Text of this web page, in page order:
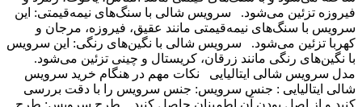
تزئین می‌شود. سرویس شالی با سنگ‌های نیمه‌قیمتی: این
با سنگ‌های نیمه‌قیمتی مانند عقیق، فیروزه، مرجان و
تزئین می‌شود. سرویس شالی با نگین‌های رنگی: این سرویس
نگین‌های رنگی مانند زرقان، کریستال و چینی تزئین می‌شود.
سرویس شالی ایتالیایی نکات مهم در هنگام خرید سرویس
ایتالیایی : جنس سرویس: جنس سرویس را با دقت بررسی
و از اصل بودن آن اطمینان حاصل کنید. طرح سرویس: طرح